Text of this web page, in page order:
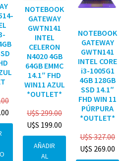
NOTEBOOK
GATEWAY
GWTN141
INTEL
CELERON
N4020 4GB
64GB EMMC
14.1″ FHD
WIN11 AZUL
*OUTLET*
U$S299.00
U$S 199.00
AÑADIR
AL
NOTEBOOK
GATEWAY
GWTN141
INTEL CORE
i3-1005G1
4GB 128GB
SSD 14.1″
FHD WIN 11
PÚRPURA
*OUTLET*
U$S327.00
U$S 269.00